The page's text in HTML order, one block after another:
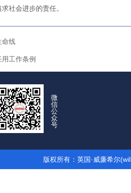
社会进步的责任。
命线
工作条例
微
信
公
众
号
版权所有：英国·威廉希尔